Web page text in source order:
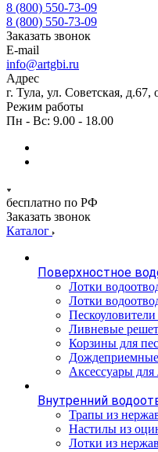
8 (800) 550-73-09
8 (800) 550-73-09
Заказать звонок
E-mail
info@artgbi.ru
Адрес
г. Тула, ул. Советская, д.67,
Режим работы
Пн - Вс: 9.00 - 18.00
бесплатно по РФ
Заказать звонок
Каталог
Поверхностное
Лотки
Лотки
Пескоуловители
Ливневые
Корзины для
Аксессуары для
Внутренний
Трапы из
Настилы из
Лотки из